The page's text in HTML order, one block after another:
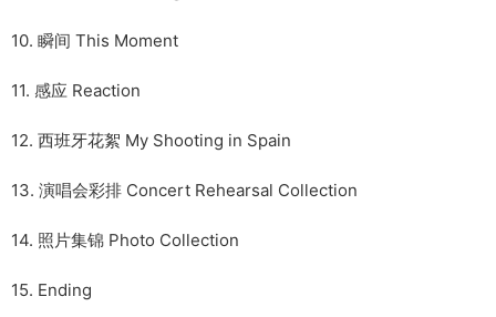
10. 瞬间 This Moment
11. 感应 Reaction
12. 西班牙花絮 My Shooting in Spain
13. 演唱会彩排 Concert Rehearsal Collection
14. 照片集锦 Photo Collection
15. Ending